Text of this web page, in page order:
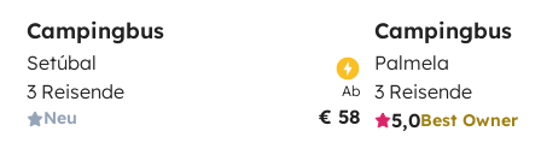
Campingbus
Setúbal
3 Reisende
Neu
Ab
€ 58
Campingbus
Palmela
3 Reisende
5,0Best Owner